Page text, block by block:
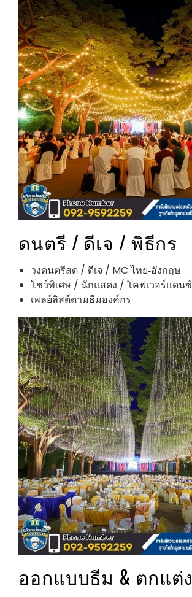
ดนตรี / ดีเจ / พิธีกร
วงดนตรีสด / ดีเจ / MC ไทย‑อังกฤษ
โชว์พิเศษ / นักแสดง / โคฟเวอร์แดนซ์
เพลย์ลิสต์ตามธีมองค์กร
ออกแบบธีม & ตกแต่ง